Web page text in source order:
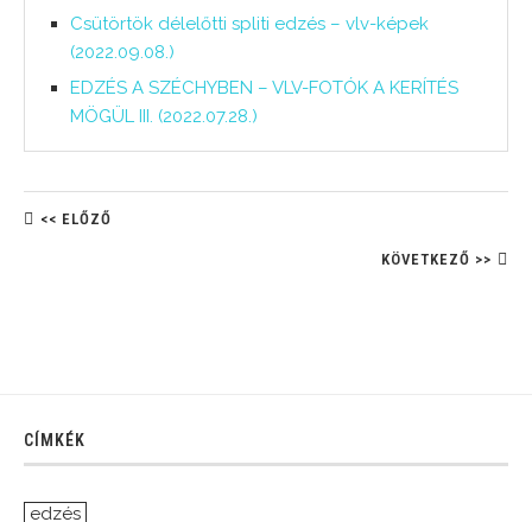
Csütörtök délelőtti spliti edzés – vlv-képek
(2022.09.08.)
EDZÉS A SZÉCHYBEN – VLV-FOTÓK A KERÍTÉS
MÖGÜL III. (2022.07.28.)
<< ELŐZŐ
KÖVETKEZŐ >>
CÍMKÉK
edzés